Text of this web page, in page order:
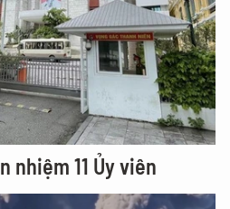
nhiệm 11 Ủy viên